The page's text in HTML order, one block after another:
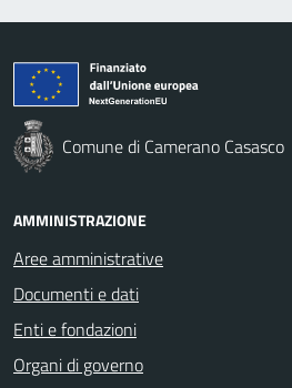
Comune di Camerano Casasco
AMMINISTRAZIONE
Aree amministrative
Documenti e dati
Enti e fondazioni
Organi di governo